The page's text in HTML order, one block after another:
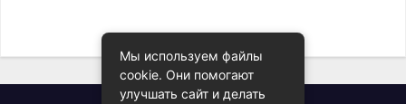
Мы используем файлы
cookie. Они помогают
улучшать сайт и делать